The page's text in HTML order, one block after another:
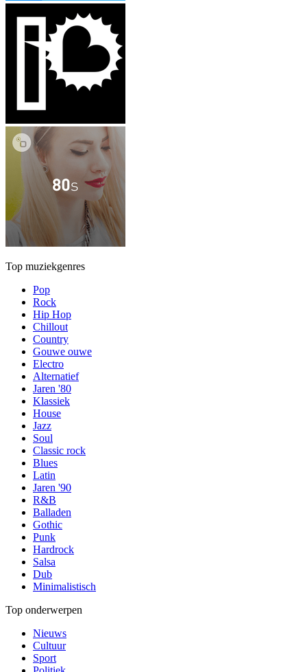
Top muziekgenres
Pop
Rock
Hip Hop
Chillout
Country
Gouwe ouwe
Electro
Alternatief
Jaren '80
Klassiek
House
Jazz
Soul
Classic rock
Blues
Latin
Jaren '90
R&B
Balladen
Gothic
Punk
Hardrock
Salsa
Dub
Minimalistisch
Top onderwerpen
Nieuws
Cultuur
Sport